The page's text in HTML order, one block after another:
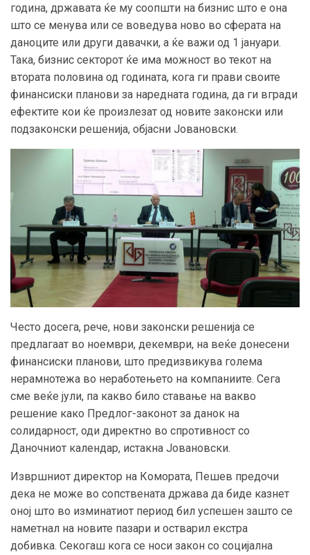
година, државата ќе му соопшти на бизнис што е она
што се менува или се воведува ново во сферата на
даноците или други давачки, а ќе важи од 1 јануари.
Така, бизнис секторот ќе има можност во текот на
втората половина од годината, кога ги прави своите
финансиски планови за наредната година, да ги вгради
ефектите кои ќе произлезат од новите законски или
подзаконски решенија, објасни Јовановски.
Често досега, рече, нови законски решенија се
предлагаат во ноември, декември, на веќе донесени
финансиски планови, што предизвикува голема
нерамнотежа во неработењето на компаниите. Сега
сме веќе јули, па какво било ставање на вакво
решение како Предлог-законот за данок на
солидарност, оди директно во спротивност со
Даночниот календар, истакна Јовановски.
Извршниот директор на Комората, Пешев предочи
дека не може во сопствената држава да биде казнет
оној што во изминатиот период бил успешен зашто се
наметнал на новите пазари и остварил екстра
добивка. Секогаш кога се носи закон со социјална